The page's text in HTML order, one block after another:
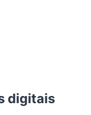
digitais